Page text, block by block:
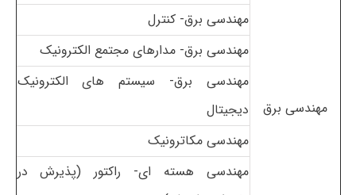
مهندسی برق
مهندسی برق- کنترل
مهندسی برق- مدارهای مجتمع الکترونیک
مهندسی برق- سیستم های الکترونیک
دیجیتال
مهندسی مکاترونیک
مهندسی هسته ای- راکتور (پذیرش در